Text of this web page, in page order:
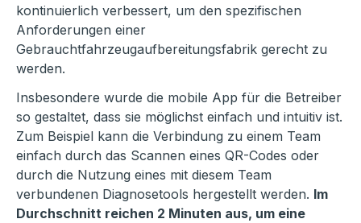
kontinuierlich verbessert, um den spezifischen
Anforderungen einer
Gebrauchtfahrzeugaufbereitungsfabrik gerecht zu
werden.
Insbesondere wurde die mobile App für die Betreiber
so gestaltet, dass sie möglichst einfach und intuitiv ist.
Zum Beispiel kann die Verbindung zu einem Team
einfach durch das Scannen eines QR-Codes oder
durch die Nutzung eines mit diesem Team
verbundenen Diagnosetools hergestellt werden. Im
Durchschnitt reichen 2 Minuten aus, um eine